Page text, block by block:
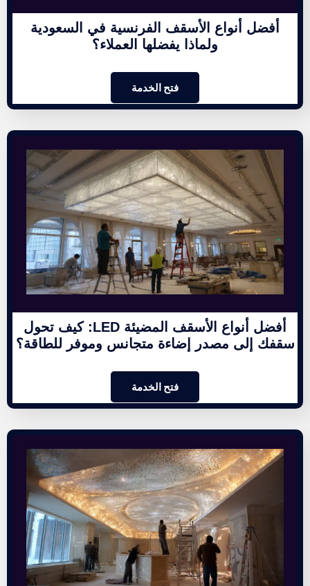
أفضل أنواع الأسقف الفرنسية في السعودية
ولماذا يفضلها العملاء؟
فتح الخدمة
أفضل أنواع الأسقف المضيئة LED: كيف تحول
سقفك إلى مصدر إضاءة متجانس وموفر للطاقة؟
فتح الخدمة